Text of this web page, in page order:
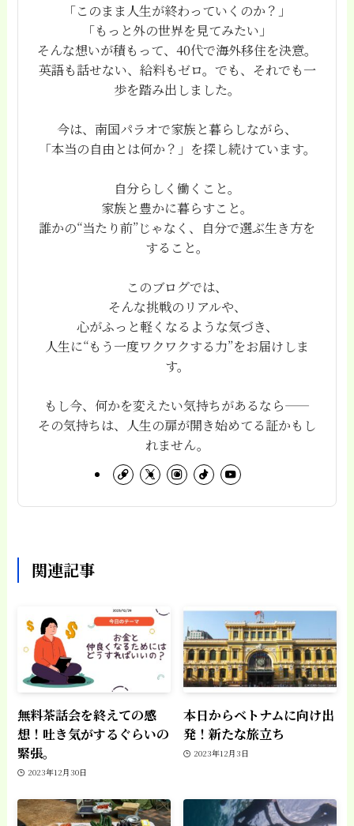
「このまま人生が終わっていくのか？」
「もっと外の世界を見てみたい」
そんな想いが積もって、40代で海外移住を決意。
英語も話せない、給料もゼロ。でも、それでも一
歩を踏み出しました。
今は、南国パラオで家族と暮らしながら、
「本当の自由とは何か？」を探し続けています。
自分らしく働くこと。
家族と豊かに暮らすこと。
誰かの“当たり前”じゃなく、自分で選ぶ生き方を
すること。
このブログでは、
そんな挑戦のリアルや、
心がふっと軽くなるような気づき、
人生に“もう一度ワクワクする力”をお届けしま
す。
もし今、何かを変えたい気持ちがあるなら——
その気持ちは、人生の扉が開き始めてる証かもし
れません。
関連記事
無料茶話会を終えての感
想！吐き気がするぐらいの
緊張。
2023年12月30日
本日からベトナムに向け出
発！新たな旅立ち
2023年12月3日